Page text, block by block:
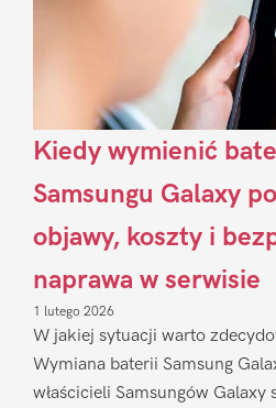
Kiedy wymienić
Samsungu Galaxy
objawy, koszty i
naprawa w serwisie
1 lutego 2026
W jakiej sytuacji warto
Wymiana baterii Samsung
właścicieli Samsungów Galaxy